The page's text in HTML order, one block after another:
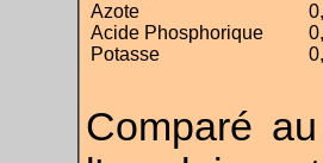
Azote
Acide Phosphorique
Potasse
Comparé